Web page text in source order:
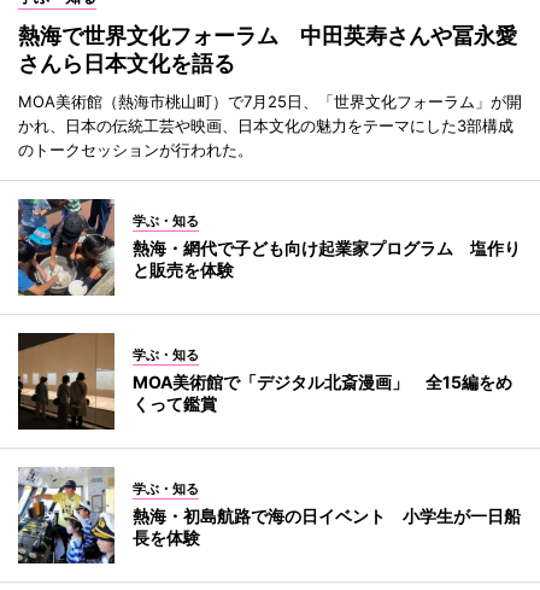
熱海で世界文化フォーラム 中田英寿さんや冨永愛
さんら日本文化を語る
MOA美術館（熱海市桃山町）で7月25日、「世界文化フォーラム」が開
かれ、日本の伝統工芸や映画、日本文化の魅力をテーマにした3部構成
のトークセッションが行われた。
学ぶ・知る
熱海・網代で子ども向け起業家プログラム 塩作り
と販売を体験
学ぶ・知る
MOA美術館で「デジタル北斎漫画」 全15編をめ
くって鑑賞
学ぶ・知る
熱海・初島航路で海の日イベント 小学生が一日船
長を体験